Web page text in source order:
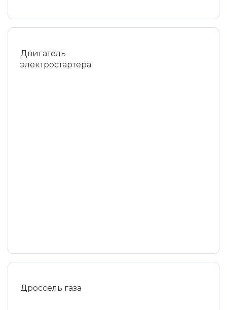
Двигатель
электростартера
Дроссель газа